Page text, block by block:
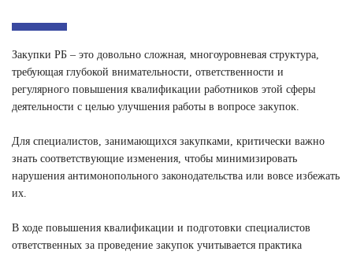
Закупки РБ – это довольно сложная, многоуровневая структура,
требующая глубокой внимательности, ответственности и
регулярного повышения квалификации работников этой сферы
деятельности с целью улучшения работы в вопросе закупок.
Для специалистов, занимающихся закупками, критически важно
знать соответствующие изменения, чтобы минимизировать
нарушения антимонопольного законодательства или вовсе избежать
их.
В ходе повышения квалификации и подготовки специалистов
ответственных за проведение закупок учитывается практика